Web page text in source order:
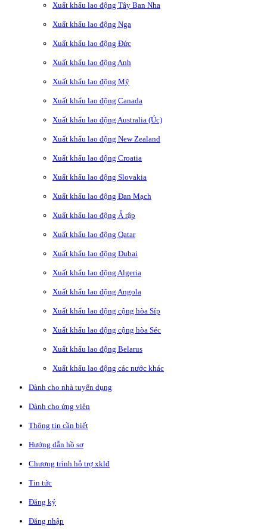
Xuất khẩu lao động Tây Ban Nha
Xuất khẩu lao động Nga
Xuất khẩu lao động Đức
Xuất khẩu lao động Anh
Xuất khẩu lao động Mỹ
Xuất khẩu lao động Canada
Xuất khẩu lao động Australia (Úc)
Xuất khẩu lao động New Zealand
Xuất khẩu lao động Croatia
Xuất khẩu lao động Slovakia
Xuất khẩu lao động Đan Mạch
Xuất khẩu lao động Ả rập
Xuất khẩu lao động Qatar
Xuất khẩu lao động Dubai
Xuất khẩu lao động Algeria
Xuất khẩu lao động Angola
Xuất khẩu lao động cộng hòa Síp
Xuất khẩu lao động cộng hòa Séc
Xuất khẩu lao động Belarus
Xuất khẩu lao động các nước khác
Dành cho nhà tuyển dụng
Dành cho ứng viên
Thông tin cần biết
Hướng dẫn hồ sơ
Chương trình hỗ trợ xklđ
Tin tức
Đăng ký
Đăng nhập